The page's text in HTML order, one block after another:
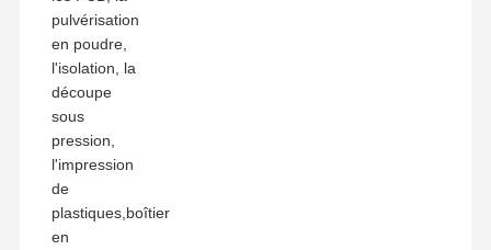
pulvérisation
en poudre,
l'isolation, la
découpe
sous
pression,
l'impression
de
plastiques,boîtier
en